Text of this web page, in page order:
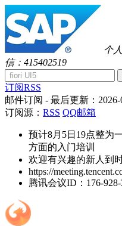
个
信：415402519
订阅RSS
邮件订阅 - 最后更新：
订阅源： RSS QQ邮箱
预计8月5日19点整为
方面的入门培训
欢迎有兴趣的新人到
https://
腾讯会议ID：176-928-